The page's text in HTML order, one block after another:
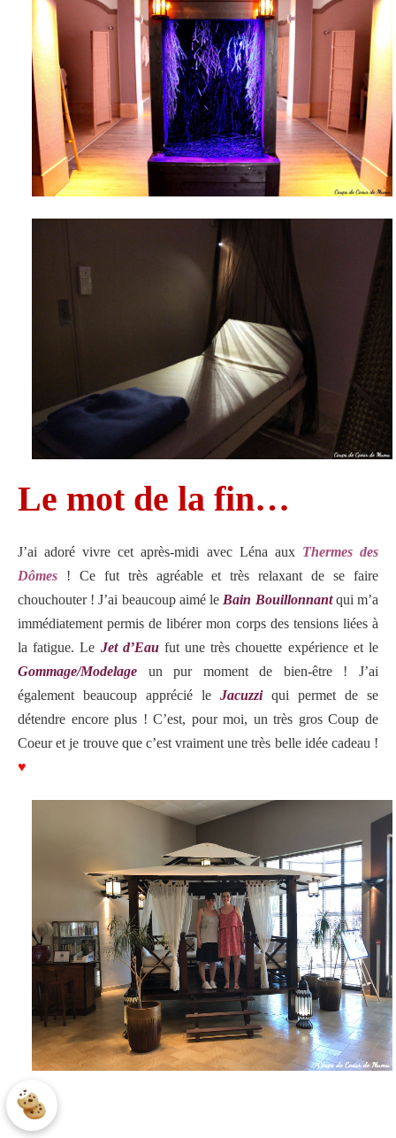
Le mot de la fin…
J’ai adoré vivre cet après-midi avec Léna aux Thermes des
Dômes ! Ce fut très agréable et très relaxant de se faire
chouchouter ! J’ai beaucoup aimé le Bain Bouillonnantqui m’a
immédiatement permis de libérer mon corps des tensions liées à
la fatigue. Le Jet d’Eaufut une très chouette expérience et le
Gommage/Modelage un pur moment de bien-être ! J’ai
également beaucoup apprécié le Jacuzzi qui permet de se
détendre encore plus ! C’est, pour moi, un très gros Coup de
Coeur et je trouve que c’est vraiment une très belle idée cadeau !
♥